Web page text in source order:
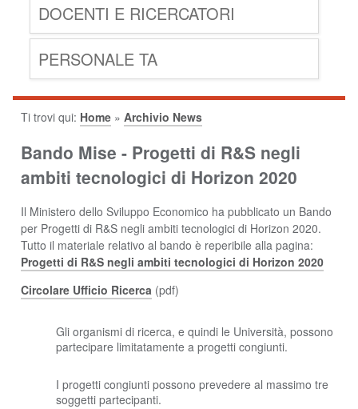
DOCENTI E RICERCATORI
PERSONALE TA
Ti trovi qui: Home » Archivio News
Bando Mise - Progetti di R&S negli
ambiti tecnologici di Horizon 2020
Il Ministero dello Sviluppo Economico ha pubblicato un Bando
per Progetti di R&S negli ambiti tecnologici di Horizon 2020.
Tutto il materiale relativo al bando è reperibile alla pagina:
Progetti di R&S negli ambiti tecnologici di Horizon 2020
Circolare Ufficio Ricerca (pdf)
Gli organismi di ricerca, e quindi le Università, possono
partecipare limitatamente a progetti congiunti.
I progetti congiunti possono prevedere al massimo tre
soggetti partecipanti.